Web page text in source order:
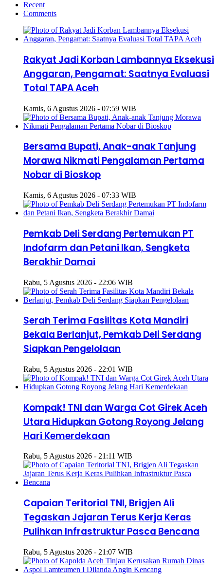
Recent
Comments
Rakyat Jadi Korban Lambannya Eksekusi
Anggaran, Pengamat: Saatnya Evaluasi
Total TAPA Aceh
Kamis, 6 Agustus 2026 - 07:59 WIB
Bersama Bupati, Anak-anak Tanjung
Morawa Nikmati Pengalaman Pertama
Nobar di Bioskop
Kamis, 6 Agustus 2026 - 07:33 WIB
Pemkab Deli Serdang Pertemukan PT
Indofarm dan Petani Ikan, Sengketa
Berakhir Damai
Rabu, 5 Agustus 2026 - 22:06 WIB
Serah Terima Fasilitas Kota Mandiri
Bekala Berlanjut, Pemkab Deli Serdang
Siapkan Pengelolaan
Rabu, 5 Agustus 2026 - 22:01 WIB
Kompak! TNI dan Warga Cot Girek Aceh
Utara Hidupkan Gotong Royong Jelang
Hari Kemerdekaan
Rabu, 5 Agustus 2026 - 21:11 WIB
Capaian Teritorial TNI, Brigjen Ali
Tegaskan Jajaran Terus Kerja Keras
Pulihkan Infrastruktur Pasca Bencana
Rabu, 5 Agustus 2026 - 21:07 WIB